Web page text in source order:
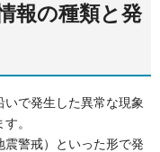
報の種類と発
で発生した異常な現象
。
警戒）といった形で発